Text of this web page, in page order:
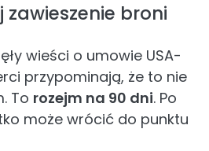
zawieszenie broni
wieści o umowie USA-
przypominają, że to nie
To rozejm na 90 dni. Po
może wrócić do punktu